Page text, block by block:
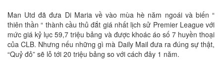
Man Utd đã đưa Di Maria về vào mùa hè năm ngoái và biến “
thiên thần “ thành cầu thủ đắt giá nhất lịch sử Premier League với
mức giá kỷ lục 59,7 triệu bảng và được khoác áo số 7 huyền thoại
của CLB. Nhưng nếu những gì mà Daily Mail đưa ra đúng sự thật,
“Quỷ đỏ” sẽ lỗ tới 20 triệu bảng so với cách đây 1 năm.